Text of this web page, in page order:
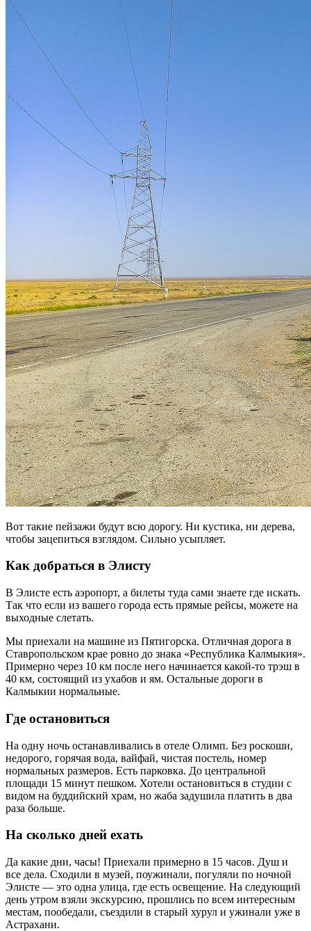
Вот такие пейзажи будут всю дорогу. Ни кустика, ни дерева,
чтобы зацепиться взглядом. Сильно усыпляет.
Как добраться в Элисту
В Элисте есть аэропорт, а билеты туда сами знаете где искать.
Так что если из вашего города есть прямые рейсы, можете на
выходные слетать.
Мы приехали на машине из Пятигорска. Отличная дорога в
Ставропольском крае ровно до знака «Республика Калмыкия».
Примерно через 10 км после него начинается какой-то трэш в
40 км, состоящий из ухабов и ям. Остальные дороги в
Калмыкии нормальные.
Где остановиться
На одну ночь останавливались в отеле Олимп. Без роскоши,
недорого, горячая вода, вайфай, чистая постель, номер
нормальных размеров. Есть парковка. До центральной
площади 15 минут пешком. Хотели остановиться в студии с
видом на буддийский храм, но жаба задушила платить в два
раза больше.
На сколько дней ехать
Да какие дни, часы! Приехали примерно в 15 часов. Душ и
все дела. Сходили в музей, поужинали, погуляли по ночной
Элисте — это одна улица, где есть освещение. На следующий
день утром взяли экскурсию, прошлись по всем интересным
местам, пообедали, съездили в старый хурул и ужинали уже в
Астрахани.